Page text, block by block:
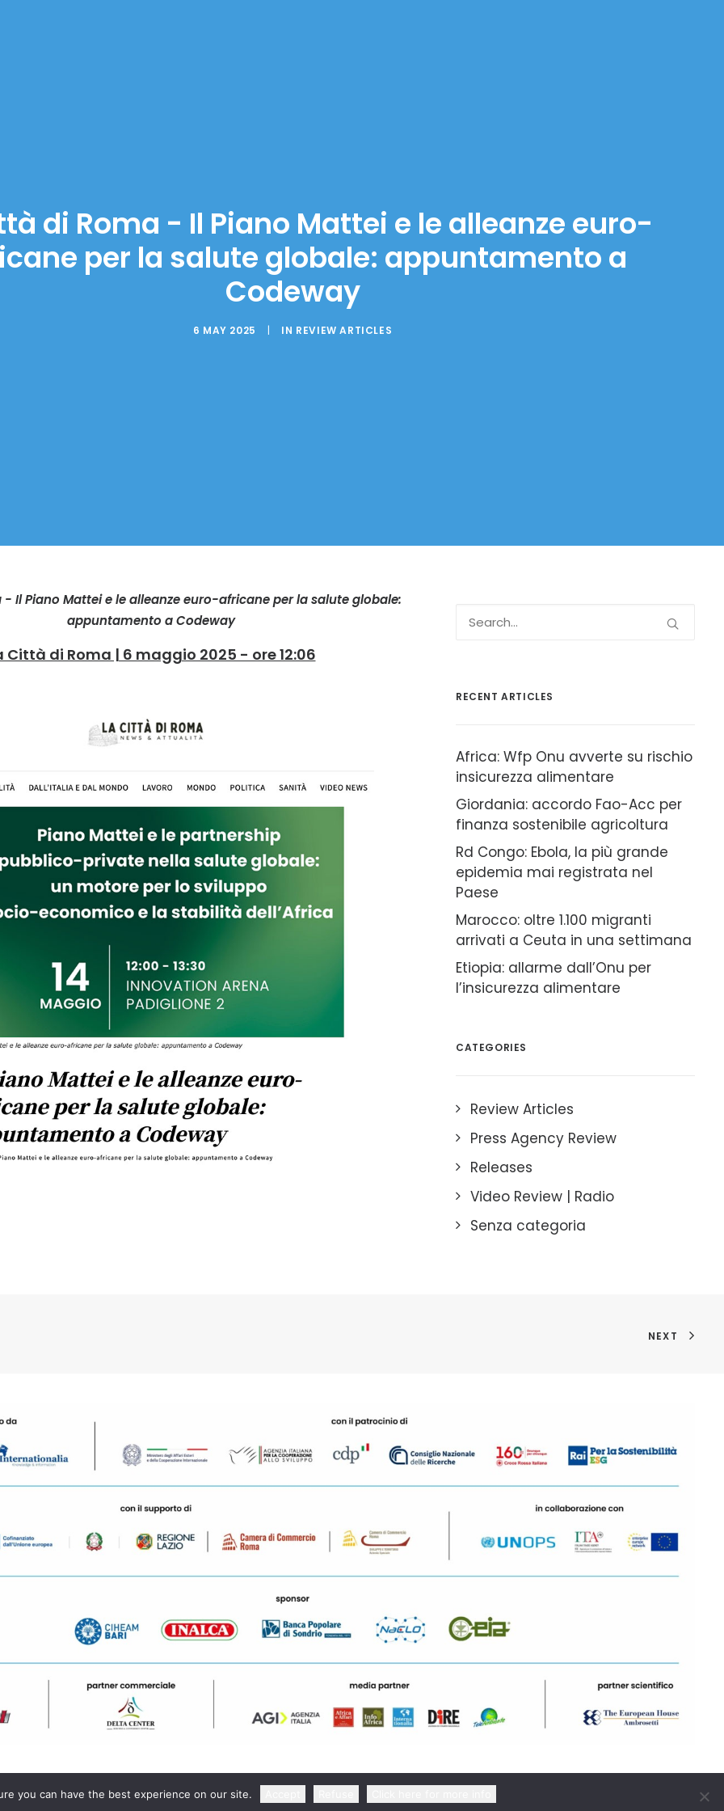
di Roma - Il Piano Mattei e le alleanze euro-
per la salute globale: appuntamento a
Codeway
6 MAY 2025 | IN REVIEW ARTICLES
Il Piano Mattei e le alleanze euro-africane per la salute globale:
appuntamento a Codeway
Città di Roma | 6 maggio 2025 - ore 12:06
RECENT ARTICLES
Africa: Wfp Onu avverte su rischio
insicurezza alimentare
Giordania: accordo Fao-Acc per
finanza sostenibile agricoltura
Rd Congo: Ebola, la più grande
epidemia mai registrata nel
Paese
Marocco: oltre 1.100 migranti
arrivati a Ceuta in una settimana
Etiopia: allarme dall’Onu per
l’insicurezza alimentare
CATEGORIES
Review Articles
Press Agency Review
Releases
Video Review | Radio
Senza categoria
NEXT
you can have the best experience on our site.